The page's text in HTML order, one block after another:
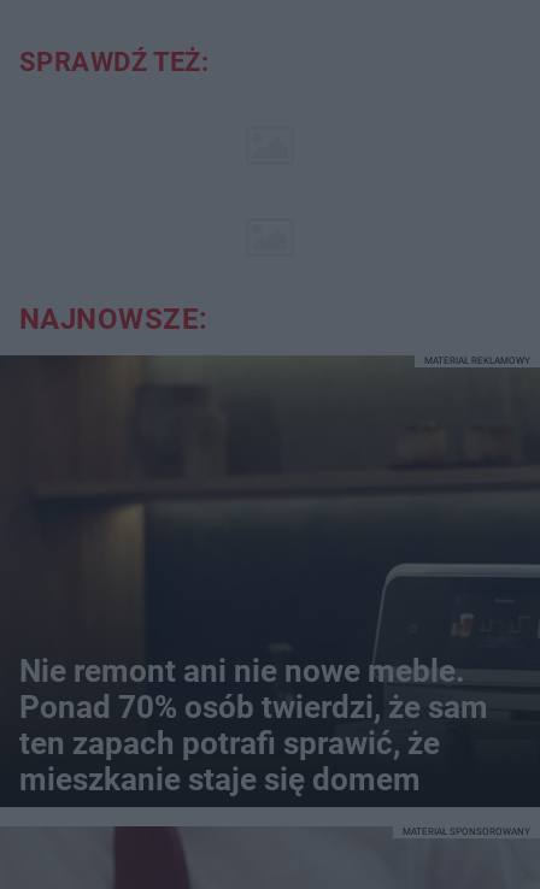
SPRAWDŹ TEŻ:
NAJNOWSZE:
Nie remont ani nie nowe meble.
Ponad 70% osób twierdzi, że sam
ten zapach potrafi sprawić, że
mieszkanie staje się domem
MATERIAŁ REKLAMOWY
MATERIAŁ SPONSOROWANY